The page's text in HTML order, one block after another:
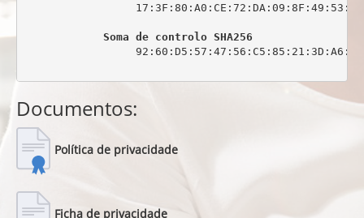
Soma de controlo SHA256
Documentos:
Política de privacidade
Ficha de privacidade